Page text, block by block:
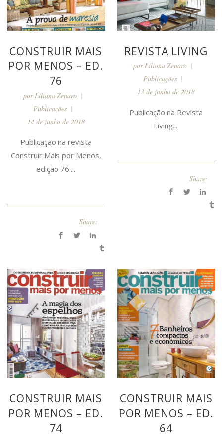
CONSTRUIR MAIS
POR MENOS – ED.
76
por Liliana Zenaro
Publicações
14 de junho de 2018
Publicação na revista
Construir Mais por Menos,
edição 76....
Share:
REVISTA LIVING
por Liliana Zenaro
Publicações
13 de junho de 2018
Publicação na Revista
Living....
Share:
CONSTRUIR MAIS
POR MENOS – ED.
74
CONSTRUIR MAIS
POR MENOS – ED.
64